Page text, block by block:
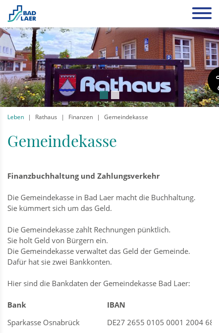
Leben Rathaus Finanzen Gemeindekasse
Gemeindekasse
Finanzbuchhaltung und Zahlungsverkehr
Die Gemeindekasse in Bad Laer macht die Buchhaltung.
Sie kümmert sich um das Geld.
Die Gemeindekasse zahlt Rechnungen pünktlich.
Sie holt Geld von Bürgern ein.
Die Gemeindekasse verwaltet das Geld der Gemeinde.
Dafür hat sie zwei Bankkonten.
Hier sind die Bankdaten der Gemeindekasse Bad Laer:
Bank
IBAN
Sparkasse Osnabrück
DE27 2655 0105 0001 2004 68